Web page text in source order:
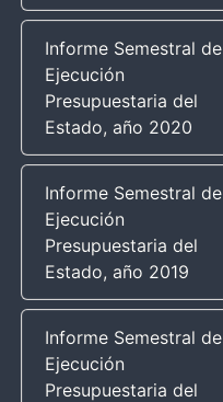
Informe Semestral de
Ejecución
Presupuestaria del
Estado, año 2020
Informe Semestral de
Ejecución
Presupuestaria del
Estado, año 2019
Informe Semestral de
Ejecución
Presupuestaria del